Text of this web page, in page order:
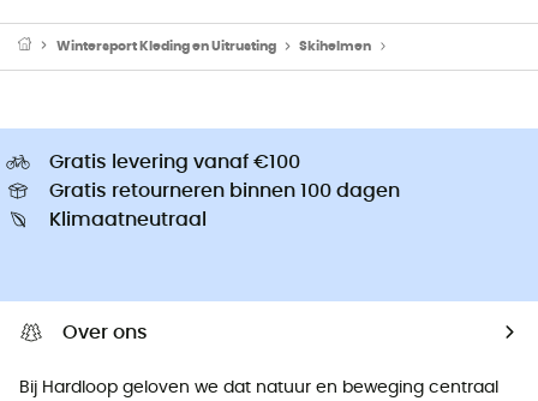
Wintersport Kleding en Uitrusting Skihelmen
Gratis levering vanaf €100
Gratis retourneren binnen 100 dagen
Klimaatneutraal
Over ons
Bij Hardloop geloven we dat natuur en beweging centraal